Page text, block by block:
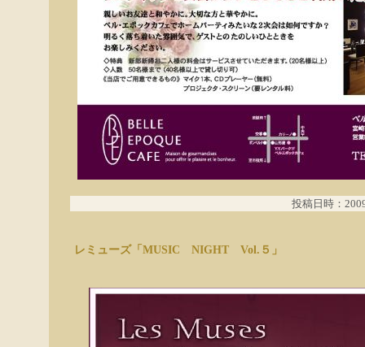
投稿日時：
レミューズ「MUSIC NIGHT Vol.５」